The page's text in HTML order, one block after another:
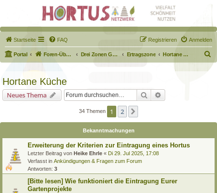
Startseite FAQ Anmelden
Registrieren
Portal Foren-Übersicht Drei Zonen Garten Ertragszone Hortane Küche
u
Hortane Küche
Neues Thema Suche
34 Themen 1 2
Bekanntmachungen
Erweiterung der Kriterien zur Eintragung eines Hortus
Letzter Beitrag von Heike Ehrle « Di 29. Jul 2025, 17:08
Verfasst in Ankündigungen & Fragen zum Forum
Antworten: 3
[Bitte lesen] Wie funktioniert die Eintragung Eurer
Gartenprojekte